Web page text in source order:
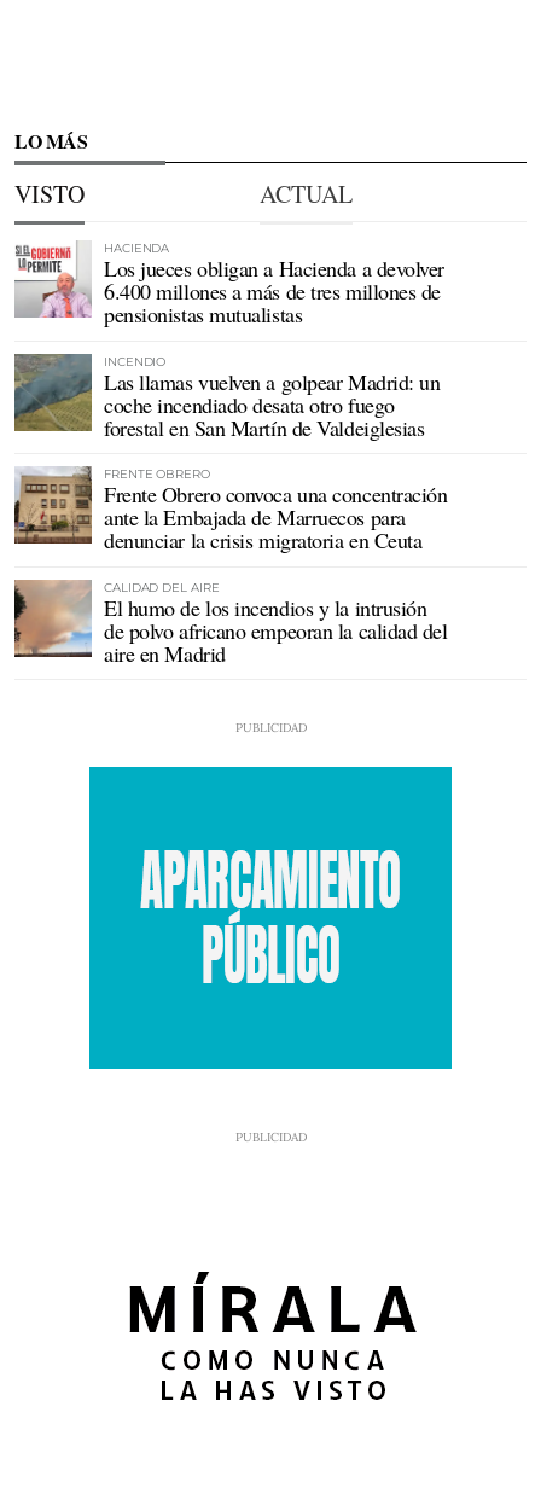
LO MÁS
VISTO ACTUAL
HACIENDA
Los jueces obligan a Hacienda a devolver
6.400 millones a más de tres millones de
pensionistas mutualistas
INCENDIO
Las llamas vuelven a golpear Madrid: un
coche incendiado desata otro fuego
forestal en San Martín de Valdeiglesias
FRENTE OBRERO
Frente Obrero convoca una concentración
ante la Embajada de Marruecos para
denunciar la crisis migratoria en Ceuta
CALIDAD DEL AIRE
El humo de los incendios y la intrusión
de polvo africano empeoran la calidad del
aire en Madrid